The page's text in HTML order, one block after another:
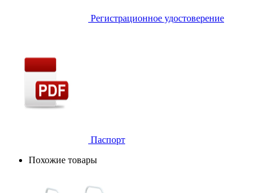
Регистрационное удостоверение
Паспорт
Похожие товары